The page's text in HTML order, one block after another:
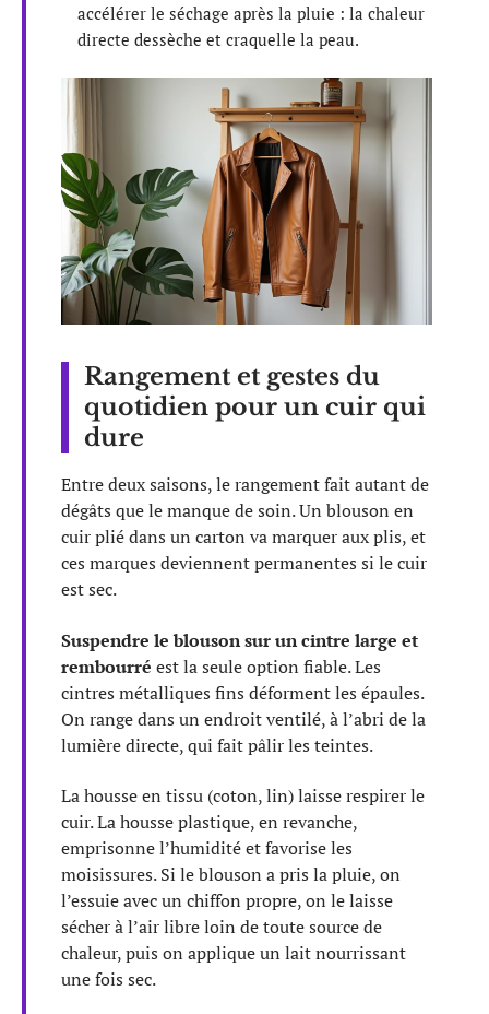
accélérer le séchage après la pluie : la chaleur
directe dessèche et craquelle la peau.
Rangement et gestes du
quotidien pour un cuir qui
dure
Entre deux saisons, le rangement fait autant de
dégâts que le manque de soin. Un blouson en
cuir plié dans un carton va marquer aux plis, et
ces marques deviennent permanentes si le cuir
est sec.
Suspendre le blouson sur un cintre large et
rembourré est la seule option fiable. Les
cintres métalliques fins déforment les épaules.
On range dans un endroit ventilé, à l’abri de la
lumière directe, qui fait pâlir les teintes.
La housse en tissu (coton, lin) laisse respirer le
cuir. La housse plastique, en revanche,
emprisonne l’humidité et favorise les
moisissures. Si le blouson a pris la pluie, on
l’essuie avec un chiffon propre, on le laisse
sécher à l’air libre loin de toute source de
chaleur, puis on applique un lait nourrissant
une fois sec.